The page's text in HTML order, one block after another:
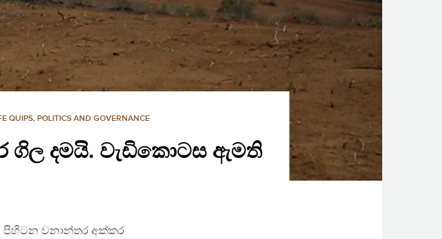
QUIPS, POLITICS AND GOVERNANCE
ගිල දමයි. වැඩිකොටස ඇමති
පිහිටන වනාන්තර අක්කර